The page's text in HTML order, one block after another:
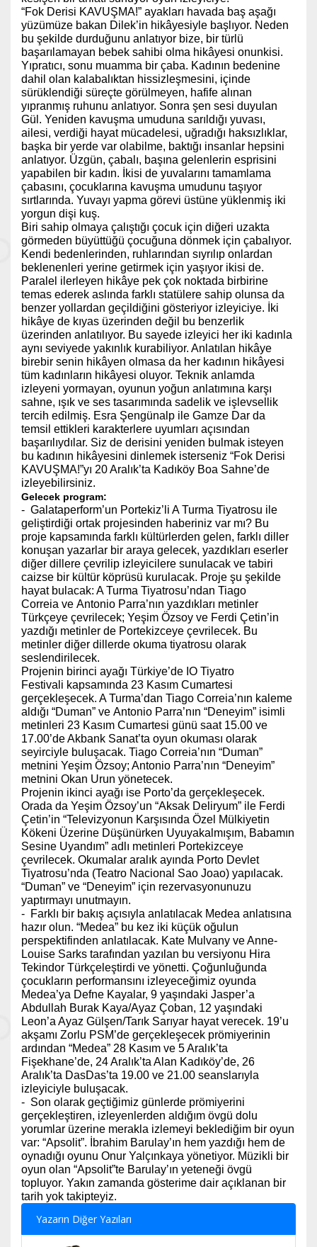
“Fok Derisi KAVUŞMA!” ayakları havada baş aşağı
yüzümüze bakan Dilek’in hikâyesiyle başlıyor. Neden
bu şekilde durduğunu anlatıyor bize, bir türlü
başarılamayan bebek sahibi olma hikâyesi onunkisi.
Yıpratıcı, sonu muamma bir çaba. Kadının bedenine
dahil olan kalabalıktan hissizleşmesini, içinde
sürüklendiği süreçte görülmeyen, hafife alınan
yıpranmış ruhunu anlatıyor. Sonra şen sesi duyulan
Gül. Yeniden kavuşma umuduna sarıldığı yuvası,
ailesi, verdiği hayat mücadelesi, uğradığı haksızlıklar,
başka bir yerde var olabilme, baktığı insanlar hepsini
anlatıyor. Üzgün, çabalı, başına gelenlerin esprisini
yapabilen bir kadın. İkisi de yuvalarını tamamlama
çabasını, çocuklarına kavuşma umudunu taşıyor
sırtlarında. Yuvayı yapma görevi üstüne yüklenmiş iki
yorgun dişi kuş.
Biri sahip olmaya çalıştığı çocuk için diğeri uzakta
görmeden büyüttüğü çocuğuna dönmek için çabalıyor.
Kendi bedenlerinden, ruhlarından sıyrılıp onlardan
beklenenleri yerine getirmek için yaşıyor ikisi de.
Paralel ilerleyen hikâye pek çok noktada birbirine
temas ederek aslında farklı statülere sahip olunsa da
benzer yollardan geçildiğini gösteriyor izleyiciye. İki
hikâye de kıyas üzerinden değil bu benzerlik
üzerinden anlatılıyor. Bu sayede izleyici her iki kadınla
aynı seviyede yakınlık kurabiliyor. Anlatılan hikâye
birebir senin hikâyen olmasa da her kadının hikâyesi
tüm kadınların hikâyesi oluyor. Teknik anlamda
izleyeni yormayan, oyunun yoğun anlatımına karşı
sahne, ışık ve ses tasarımında sadelik ve işlevsellik
tercih edilmiş. Esra Şengünalp ile Gamze Dar da
temsil ettikleri karakterlere uyumları açısından
başarılıydılar. Siz de derisini yeniden bulmak isteyen
bu kadının hikâyesini dinlemek isterseniz “Fok Derisi
KAVUŞMA!”yı 20 Aralık’ta Kadıköy Boa Sahne’de
izleyebilirsiniz.
Gelecek program:
- Galataperform’un Portekiz’li A Turma Tiyatrosu ile
geliştirdiği ortak projesinden haberiniz var mı? Bu
proje kapsamında farklı kültürlerden gelen, farklı diller
konuşan yazarlar bir araya gelecek, yazdıkları eserler
diğer dillere çevrilip izleyicilere sunulacak ve tabiri
caizse bir kültür köprüsü kurulacak. Proje şu şekilde
hayat bulacak: A Turma Tiyatrosu’ndan Tiago
Correia ve Antonio Parra’nın yazdıkları metinler
Türkçeye çevrilecek; Yeşim Özsoy ve Ferdi Çetin’in
yazdığı metinler de Portekizceye çevrilecek. Bu
metinler diğer dillerde okuma tiyatrosu olarak
seslendirilecek.
Projenin birinci ayağı Türkiye’de IO Tiyatro
Festivali kapsamında 23 Kasım Cumartesi
gerçekleşecek. A Turma’dan Tiago Correia’nın kaleme
aldığı “Duman” ve Antonio Parra’nın “Deneyim” isimli
metinleri 23 Kasım Cumartesi günü saat 15.00 ve
17.00’de Akbank Sanat’ta oyun okuması olarak
seyirciyle buluşacak. Tiago Correia’nın “Duman”
metnini Yeşim Özsoy; Antonio Parra’nın “Deneyim”
metnini Okan Urun yönetecek.
Projenin ikinci ayağı ise Porto’da gerçekleşecek.
Orada da Yeşim Özsoy’un “Aksak Deliryum” ile Ferdi
Çetin’in “Televizyonun Karşısında Özel Mülkiyetin
Kökeni Üzerine Düşünürken Uyuyakalmışım, Babamın
Sesine Uyandım” adlı metinleri Portekizceye
çevrilecek. Okumalar aralık ayında Porto Devlet
Tiyatrosu’nda (Teatro Nacional Sao Joao) yapılacak.
“Duman” ve “Deneyim” için rezervasyonunuzu
yaptırmayı unutmayın.
- Farklı bir bakış açısıyla anlatılacak Medea anlatısına
hazır olun. “Medea” bu kez iki küçük oğulun
perspektifinden anlatılacak. Kate Mulvany ve Anne-
Louise Sarks tarafından yazılan bu versiyonu Hira
Tekindor Türkçeleştirdi ve yönetti. Çoğunluğunda
çocukların performansını izleyeceğimiz oyunda
Medea’ya Defne Kayalar, 9 yaşındaki Jasper’a
Abdullah Burak Kaya/Ayaz Çoban, 12 yaşındaki
Leon’a Ayaz Gülşen/Tarık Sarıyar hayat verecek. 19’u
akşamı Zorlu PSM’de gerçekleşecek prömiyerinin
ardından “Medea” 28 Kasım ve 5 Aralık’ta
Fişekhane’de, 24 Aralık’ta Alan Kadıköy’de, 26
Aralık’ta DasDas’ta 19.00 ve 21.00 seanslarıyla
izleyiciyle buluşacak.
- Son olarak geçtiğimiz günlerde prömiyerini
gerçekleştiren, izleyenlerden aldığım övgü dolu
yorumlar üzerine merakla izlemeyi beklediğim bir oyun
var: “Apsolit”. İbrahim Barulay’ın hem yazdığı hem de
oynadığı oyunu Onur Yalçınkaya yönetiyor. Müzikli bir
oyun olan “Apsolit”te Barulay’ın yeteneği övgü
topluyor. Yakın zamanda gösterime dair açıklanan bir
tarih yok takipteyiz.
Yazarın Diğer Yazıları